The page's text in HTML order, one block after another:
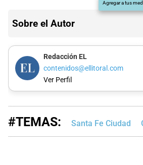
Agregar a tus
Sobre el Autor
Redacción EL
contenidos@ellitoral.com
Ver Perfil
#TEMAS: Santa Fe Ciudad